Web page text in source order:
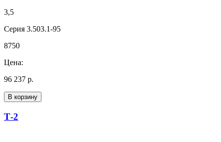
3,5
Серия 3.503.1-95
8750
Цена:
96 237 р.
В корзину
Т-2